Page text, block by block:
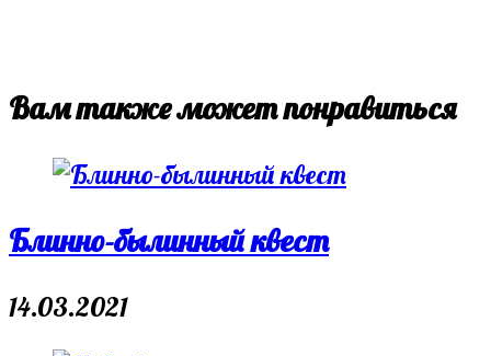
Вам также может понравиться
Блинно-былинный квест
14.03.2021